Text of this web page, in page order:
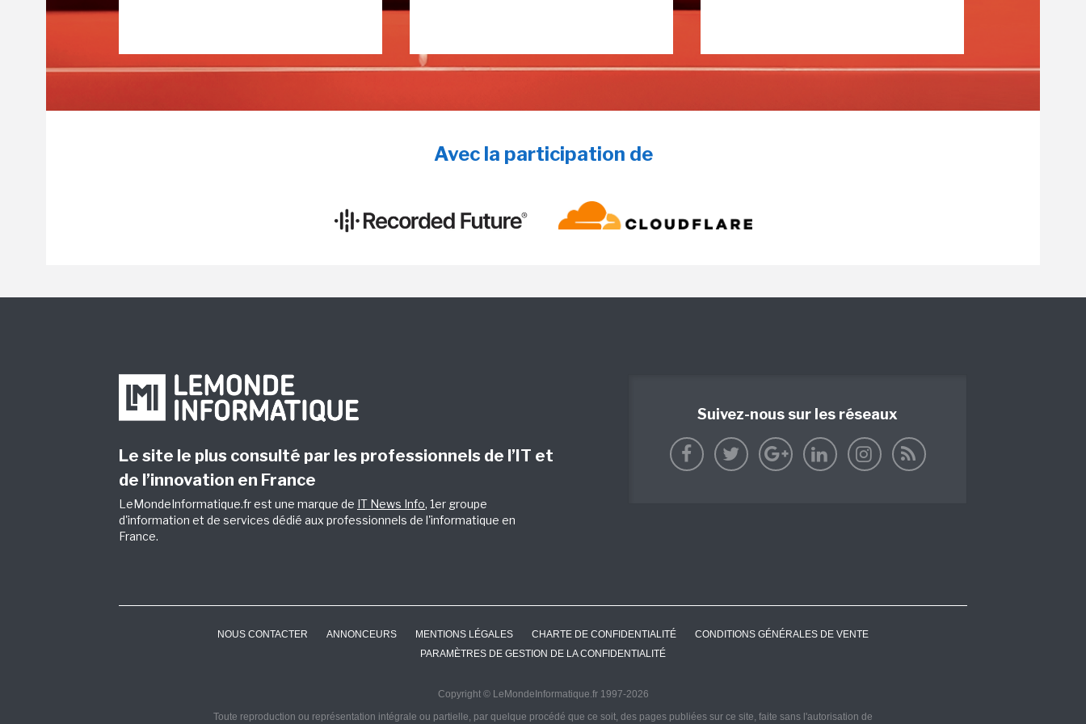
Avec la participation de
Le site le plus consulté par les professionnels de l’IT et
de l’innovation en France
LeMondeInformatique.fr est une marque de IT News Info, 1er groupe
d'information et de services dédié aux professionnels de l'informatique en
France.
Suivez-nous sur les réseaux
NOUS CONTACTER ANNONCEURS MENTIONS LÉGALES CHARTE DE CONFIDENTIALITÉ
CONDITIONS GÉNÉRALES DE VENTE
PARAMÈTRES DE GESTION DE LA CONFIDENTIALITÉ
Copyright © LeMondeInformatique.fr 1997-2026
Toute reproduction ou représentation intégrale ou partielle, par quelque procédé que ce soit, des pages publiées sur ce site, faite sans l'autorisation de